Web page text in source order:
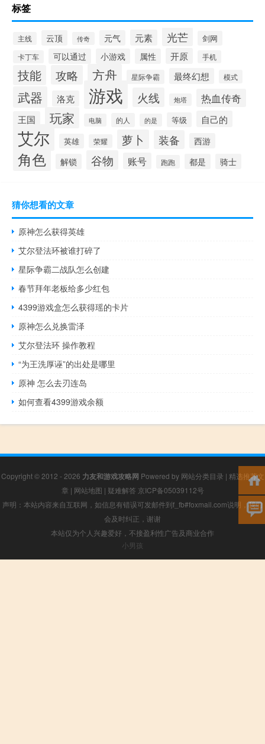
标签
主线 云顶 传奇 元气 元素 光芒 剑网
卡丁车 可以通过 小游戏 属性 开原 手机
技能 攻略 方舟 星际争霸 最终幻想 模式
武器 洛克 游戏 火线 炮塔 热血传奇
王国 玩家 电脑 的人 的是 等级 自己的
艾尔 英雄 荣耀 萝卜 装备 西游
角色 解锁 谷物 账号 跑跑 都是 骑士
猜你想看的文章
原神怎么获得英雄
艾尔登法环被谁打碎了
星际争霸二战队怎么创建
春节拜年老板给多少红包
4399游戏盒怎么获得瑶的卡片
原神怎么兑换雷泽
艾尔登法环 操作教程
“为王洗厚诬”的出处是哪里
原神 怎么去刃连岛
如何查看4399游戏余额
Copyright © 2012 - 2026 力友和游戏攻略网 Powered by 网站分类目录 | 精选推荐文
章 | 网站地图 | 疑难解答 京ICP备05039112号
声明：本站内容来自互联网，如信息有错误可发邮件到f_fb#foxmail.com说明，我们
会及时纠正，谢谢
本站仅为个人兴趣爱好，不接盈利性广告及商业合作
小男孩